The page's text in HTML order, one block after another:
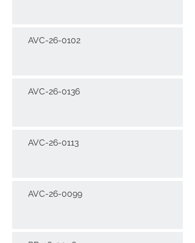
AVC-26-0102
AVC-26-0136
AVC-26-0113
AVC-26-0099